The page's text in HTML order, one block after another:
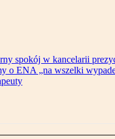
spokój w kancelarii
o ENA „na wszelki